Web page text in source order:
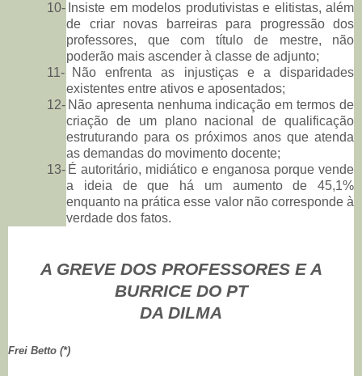
10- Insiste em modelos produtivistas e elitistas, além
de criar novas barreiras para progressão dos
professores, que com título de mestre, não
poderão mais ascender à classe de adjunto;
11-
Não enfrenta as injustiças e a disparidades
existentes entre ativos e aposentados;
12- Não apresenta nenhuma indicação em termos de
criação de um plano nacional de qualificação
estruturando para os próximos anos que atenda
as demandas do movimento docente;
13- É autoritário, midiático e enganosa porque vende
a ideia de que há um aumento de 45,1%
enquanto na prática esse valor não corresponde à
verdade dos fatos.
A GREVE DOS PROFESSORES E A
BURRICE DO PT
DA DILMA
Frei Betto (*)